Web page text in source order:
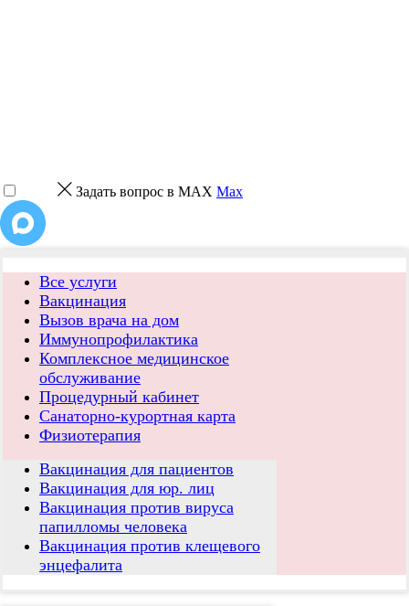
Задать вопрос в MAX Max
Все услуги
Вакцинация
Вызов врача на дом
Иммунопрофилактика
Комплексное медицинское
обслуживание
Процедурный кабинет
Санаторно-курортная карта
Физиотерапия
Вакцинация для пациентов
Вакцинация для юр. лиц
Вакцинация против вируса
папилломы человека
Вакцинация против клещевого
энцефалита